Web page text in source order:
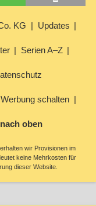
KG Updates
Serien A–Z
Werbung schalten
oben
wir Provisionen im
keine Mehrkosten für
dieser Website.